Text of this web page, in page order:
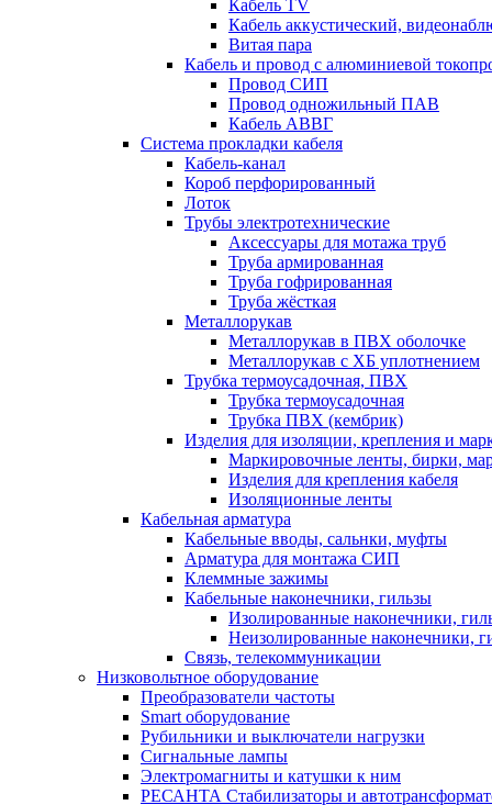
Кабель TV
Кабель аккустический,
Витая пара
Кабель и провод с алюминиевой
Провод СИП
Провод одножильный ПАВ
Кабель АВВГ
Система прокладки кабеля
Кабель-канал
Короб перфорированный
Лоток
Трубы электротехнические
Аксессуары для мотажа труб
Труба армированная
Труба гофрированная
Труба жёсткая
Металлорукав
Металлорукав в ПВХ оболочке
Металлорукав с ХБ уплотнением
Трубка термоусадочная, ПВХ
Трубка термоусадочная
Трубка ПВХ (кембрик)
Изделия для изоляции, крепления и
Маркировочные ленты, бирки,
Изделия для крепления кабеля
Изоляционные ленты
Кабельная арматура
Кабельные вводы, сальнки, муфты
Арматура для монтажа СИП
Клеммные зажимы
Кабельные наконечники, гильзы
Изолированные наконечники,
Неизолированные наконечники,
Связь, телекоммуникации
Низковольтное оборудование
Преобразователи частоты
Smart оборудование
Рубильники и выключатели нагрузки
Сигнальные лампы
Электромагниты и катушки к ним
РЕСАНТА Стабилизаторы и